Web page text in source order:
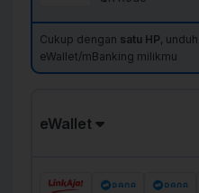
Cukup dengan satu HP,
eWallet/mBanking milikmu
eWallet